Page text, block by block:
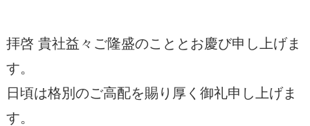
拝啓 貴社益々ご隆盛のこととお慶び申し上げま
す。
日頃は格別のご高配を賜り厚く御礼申し上げま
す。